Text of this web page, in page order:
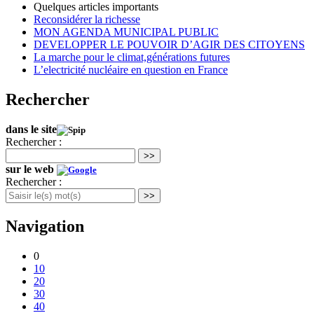
Quelques articles importants
Reconsidérer la richesse
MON AGENDA MUNICIPAL PUBLIC
DEVELOPPER LE POUVOIR D’AGIR DES CITOYENS
La marche pour le climat,générations futures
L’electricité nucléaire en question en France
Rechercher
dans le site
Rechercher :
>>
sur le web
Rechercher :
>>
Navigation
0
10
20
30
40